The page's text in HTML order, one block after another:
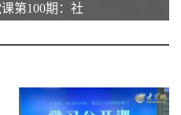
第100期：社